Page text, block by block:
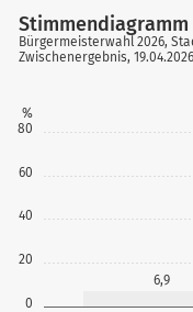
0
20
40
60
80
%
6,9
Stimmendiagramm
Bürgermeisterwahl 2026,
Zwischenergebnis,